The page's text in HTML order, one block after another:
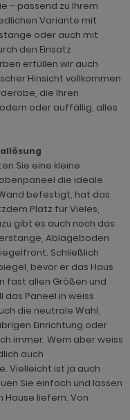
– passend zu Ihrem
Variante mit
oder auch mit
den Einsatz
erfüllen wir auch
Hinsicht vollkommen
die Ihren
oder auffällig, alles
Sie eine kleine
die ideale
befestigt, hat das
Platz für Vieles,
gibt es auch noch das
Ablageboden
Schließlich
bevor er das Haus
fast allen Größen und
das Paneel in weiss
die neutrale Wahl,
Einrichtung oder
immer. Wem aber weiss
auch
Vielleicht ist ja auch
Sie einfach und lassen
Hause liefern. Von